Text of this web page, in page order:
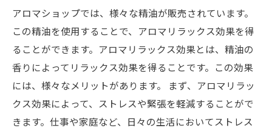
に
アロマショップでは、様々な精油が販売されています。
この精油を使用することで、アロマリラックス効果を得
ることができます。アロマリラックス効果とは、精油の
香りによってリラックス効果を得ることです。この効果
には、様々なメリットがあります。 まず、アロマリラッ
クス効果によって、ストレスや緊張を軽減することがで
きます。仕事や家庭など、日々の生活においてストレス